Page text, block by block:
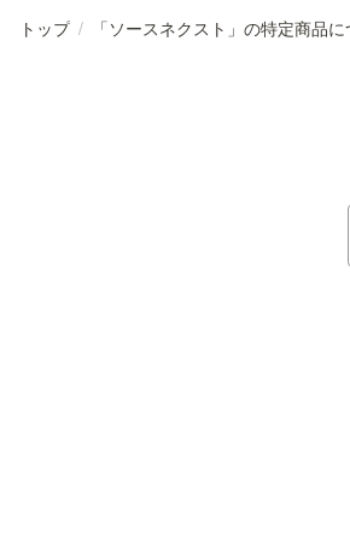
トップ /